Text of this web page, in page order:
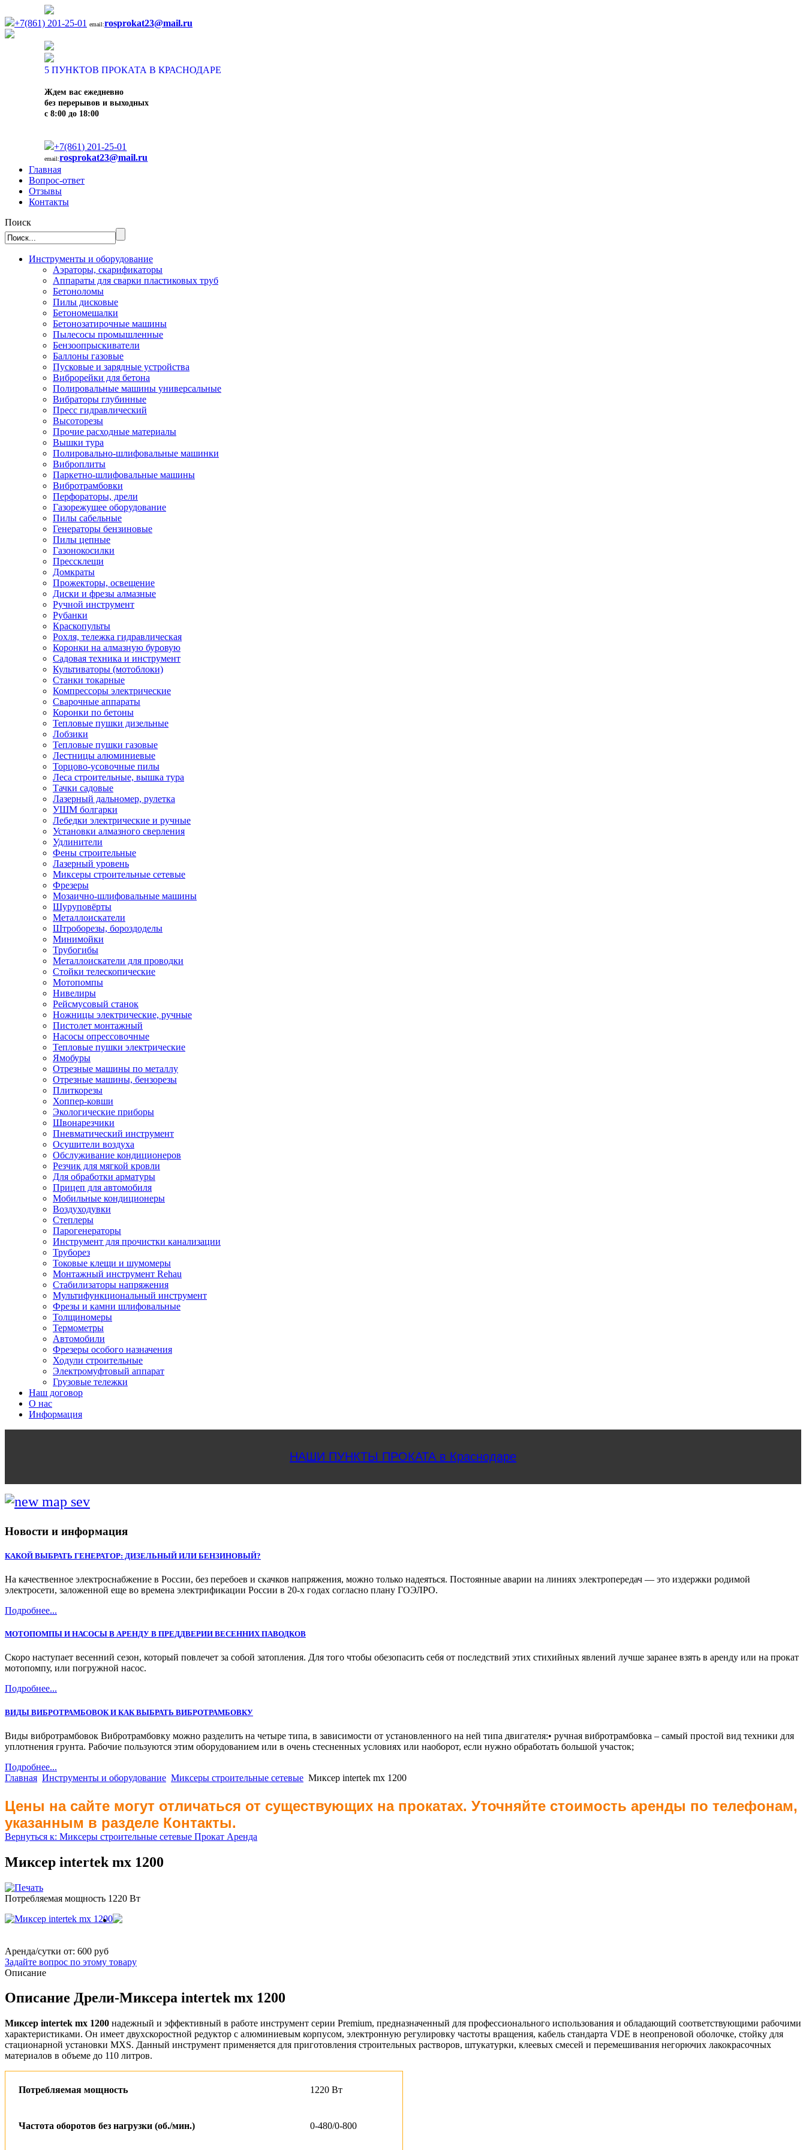
+7(861) 201-25-01 email:rosprokat23@mail.ru
5 ПУНКТОВ ПРОКАТА В КРАСНОДАРЕ
Ждем вас ежедневно
без перерывов и выходных
с 8:00 до 18:00
+7(861) 201-25-01
email:rosprokat23@mail.ru
Главная
Вопрос-ответ
Отзывы
Контакты
Поиск
Инструменты и оборудование
Аэраторы, скарификаторы
Аппараты для сварки пластиковых труб
Бетоноломы
Пилы дисковые
Бетономешалки
Бетонозатирочные машины
Пылесосы промышленные
Бензоопрыскиватели
Баллоны газовые
Пусковые и зарядные устройства
Виброрейки для бетона
Полировальные машины универсальные
Вибраторы глубинные
Пресс гидравлический
Высоторезы
Прочие расходные материалы
Вышки тура
Полировально-шлифовальные машинки
Виброплиты
Паркетно-шлифовальные машины
Вибротрамбовки
Перфораторы, дрели
Газорежущее оборудование
Пилы сабельные
Генераторы бензиновые
Пилы цепные
Газонокосилки
Прессклещи
Домкраты
Прожекторы, освещение
Диски и фрезы алмазные
Ручной инструмент
Рубанки
Краскопульты
Рохля, тележка гидравлическая
Коронки на алмазную буровую
Садовая техника и инструмент
Культиваторы (мотоблоки)
Станки токарные
Компрессоры электрические
Сварочные аппараты
Коронки по бетоны
Тепловые пушки дизельные
Лобзики
Тепловые пушки газовые
Лестницы алюминиевые
Торцово-усовочные пилы
Леса строительные, вышка тура
Тачки садовые
Лазерный дальномер, рулетка
УШМ болгарки
Лебедки электрические и ручные
Установки алмазного сверления
Удлинители
Фены строительные
Лазерный уровень
Миксеры строительные сетевые
Фрезеры
Мозаично-шлифовальные машины
Шуруповёрты
Металлоискатели
Штроборезы, бороздоделы
Минимойки
Трубогибы
Металлоискатели для проводки
Стойки телескопические
Мотопомпы
Нивелиры
Рейсмусовый станок
Ножницы электрические, ручные
Пистолет монтажный
Насосы опрессовочные
Тепловые пушки электрические
Ямобуры
Отрезные машины по металлу
Отрезные машины, бензорезы
Плиткорезы
Хоппер-ковши
Экологические приборы
Швонарезчики
Пневматический инструмент
Осушители воздуха
Обслуживание кондиционеров
Резчик для мягкой кровли
Для обработки арматуры
Прицеп для автомобиля
Мобильные кондиционеры
Воздуходувки
Степлеры
Парогенераторы
Инструмент для прочистки канализации
Труборез
Токовые клещи и шумомеры
Монтажный инструмент Rehau
Стабилизаторы напряжения
Мультифункциональный инструмент
Фрезы и камни шлифовальные
Толщиномеры
Термометры
Автомобили
Фрезеры особого назначения
Ходули строительные
Электромуфтовый аппарат
Грузовые тележки
Наш договор
О нас
Информация
НАШИ ПУНКТЫ ПРОКАТА в Краснодаре
Новости и информация
КАКОЙ ВЫБРАТЬ ГЕНЕРАТОР: ДИЗЕЛЬНЫЙ ИЛИ БЕНЗИНОВЫЙ?
На качественное электроснабжение в России, без перебоев и скачков напряжения, можно только надеяться. Постоянные аварии на линиях электропередач — это издержки родимой
электросети, заложенной еще во времена электрификации России в 20-х годах согласно плану ГОЭЛРО.
Подробнее...
МОТОПОМПЫ И НАСОСЫ В АРЕНДУ В ПРЕДДВЕРИИ ВЕСЕННИХ ПАВОДКОВ
Скоро наступает весенний сезон, который повлечет за собой затопления. Для того чтобы обезопасить себя от последствий этих стихийных явлений лучше заранее взять в аренду или на прокат
мотопомпу, или погружной насос.
Подробнее...
ВИДЫ ВИБРОТРАМБОВОК И КАК ВЫБРАТЬ ВИБРОТРАМБОВКУ
Виды вибротрамбовок Вибротрамбовку можно разделить на четыре типа, в зависимости от установленного на ней типа двигателя:• ручная вибротрамбовка – самый простой вид техники для
уплотнения грунта. Рабочие пользуются этим оборудованием или в очень стесненных условиях или наоборот, если нужно обработать большой участок;
Подробнее...
Главная Инструменты и оборудование Миксеры строительные сетевые Миксер intertek mx 1200
Цены на сайте могут отличаться от существующих на прокатах. Уточняйте стоимость аренды по телефонам,
указанным в разделе Контакты.
Вернуться к: Миксеры строительные сетевые Прокат Аренда
Миксер intertek mx 1200
Потребляемая мощность 1220 Вт
Аренда/сутки от: 600 руб
Задайте вопрос по этому товару
Описание
Описание Дрели-Миксера intertek mx 1200
Миксер intertek mx 1200 надежный и эффективный в работе инструмент серии Premium, предназначенный для профессионального использования и обладающий соответствующими рабочими
характеристиками. Он имеет двухскоростной редуктор с алюминиевым корпусом, электронную регулировку частоты вращения, кабель стандарта VDE в неопреновой оболочке, стойку для
стационарной установки MXS. Данный инструмент применяется для приготовления строительных растворов, штукатурки, клеевых смесей и перемешивания негорючих лакокрасочных
материалов в объеме до 110 литров.
Потребляемая мощность 1220 Вт
Частота оборотов без нагрузки (об./мин.) 0-480/0-800